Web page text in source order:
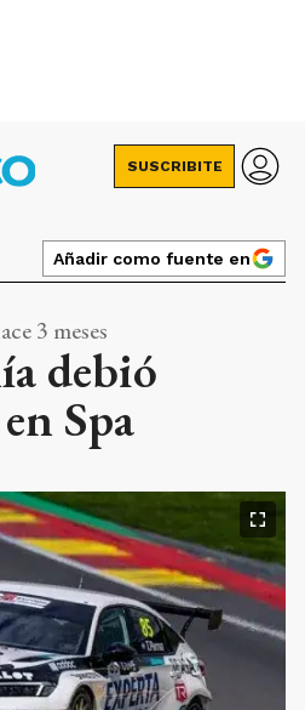
SUSCRIBITE
Añadir como fuente en
3 meses
debió
Spa